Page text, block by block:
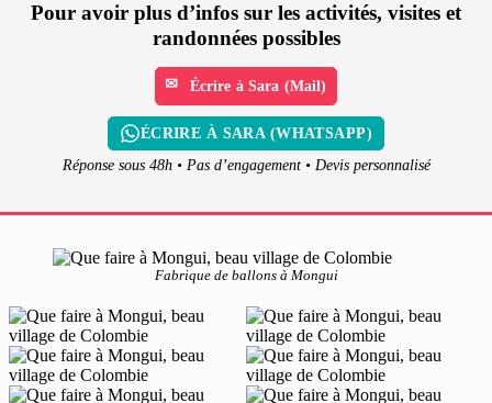
Pour avoir plus d’infos sur les activités, visites et
randonnées possibles
Écrire à Sara (Mail)
ÉCRIRE À SARA (WHATSAPP)
Réponse sous 48h • Pas d’engagement • Devis personnalisé
Fabrique de ballons à Mongui